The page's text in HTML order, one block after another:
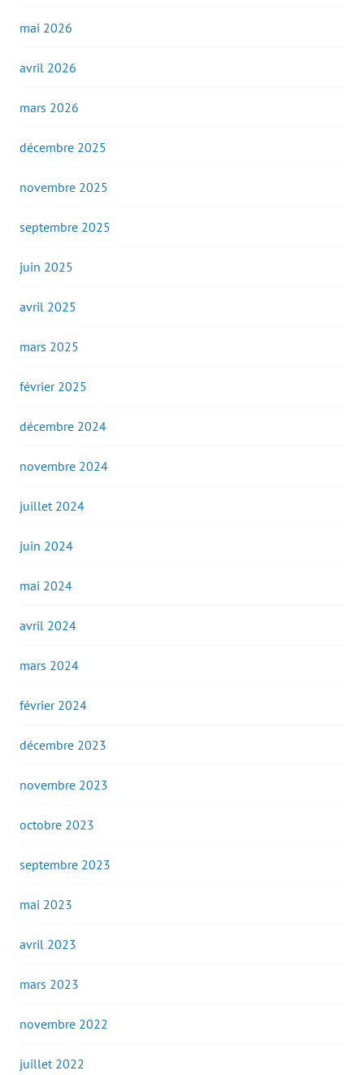
mai 2026
avril 2026
mars 2026
décembre 2025
novembre 2025
septembre 2025
juin 2025
avril 2025
mars 2025
février 2025
décembre 2024
novembre 2024
juillet 2024
juin 2024
mai 2024
avril 2024
mars 2024
février 2024
décembre 2023
novembre 2023
octobre 2023
septembre 2023
mai 2023
avril 2023
mars 2023
novembre 2022
juillet 2022